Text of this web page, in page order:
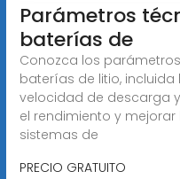
Parámetros
baterías de
Conozca los
baterías de litio,
velocidad de descarga
el rendimiento y
sistemas de
PRECIO GRATUITO